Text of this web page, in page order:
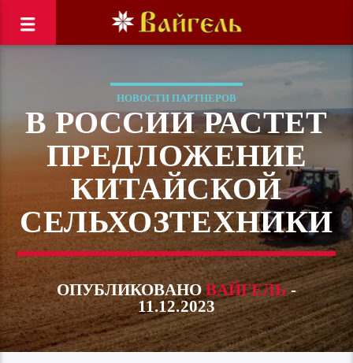
НОВОСТИ ПАРТНЕРОВ
В РОССИИ РАСТЕТ
ПРЕДЛОЖЕНИЕ
КИТАЙСКОЙ
СЕЛЬХОЗТЕХНИКИ
ОПУБЛИКОВАНОВАЙГЕЛЬ-
11.12.2023